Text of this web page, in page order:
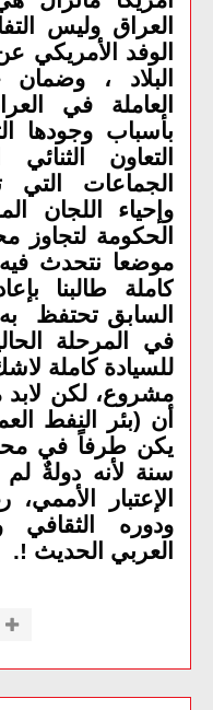
العراق وليس
الوفد الأمريكي
البلاد ، وضمان
العاملة في
بأسباب وجودها
التعاون
الجماعات التي
وإحياء اللجان
موضعا نتحدث فيه
كاملة طالبنا
السابق تحتفظ به
في المرحلة
للسيادة كاملة
مشروع، لكن لابد
أن (بئر النفط
يكن طرفاً في
سنة لأنه دولةٌ
الإعتبار
ودوره الثقافي
العربي الحديث !.